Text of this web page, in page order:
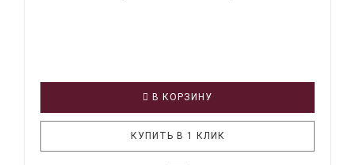
В КОРЗИНУ
КУПИТЬ В 1 КЛИК